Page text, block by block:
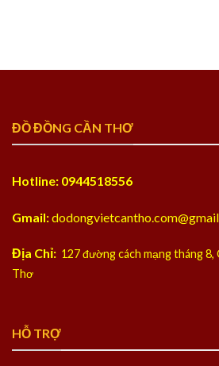
ĐỒ ĐỒNG CẦN THƠ
Hotline: 0944518556
Gmail:
Địa Chỉ: 127 đường cách mạng tháng
Thơ
HỖ TRỢ